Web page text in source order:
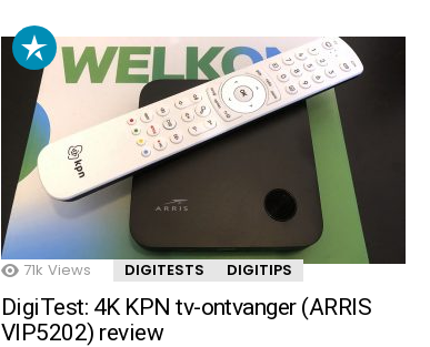
71k Views DIGITESTS DIGITIPS
DigiTest: 4K KPN tv-ontvanger (ARRIS
VIP5202) review